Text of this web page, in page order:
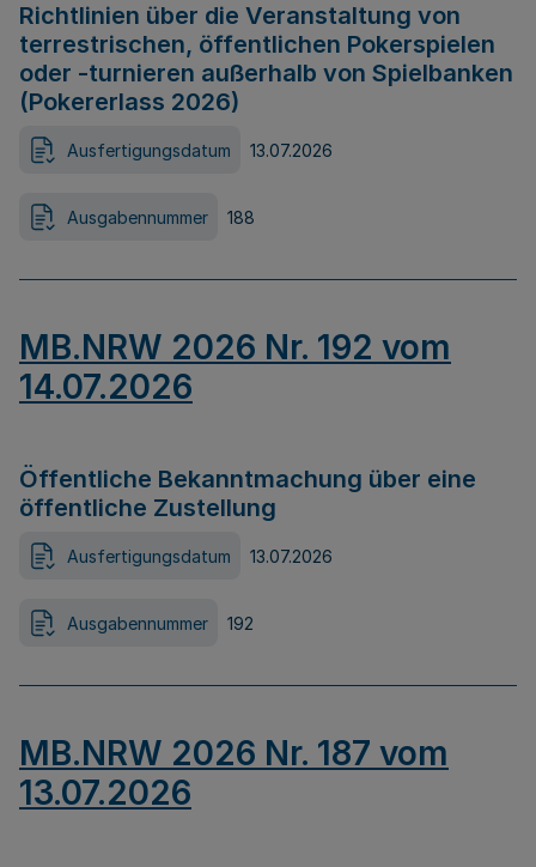
Richtlinien über die Veranstaltung von
terrestrischen, öffentlichen Pokerspielen
oder -turnieren außerhalb von Spielbanken
(Pokererlass 2026)
Ausfertigungsdatum 13.07.2026
Ausgabennummer 188
MB.NRW 2026 Nr. 192 vom
14.07.2026
Öffentliche Bekanntmachung über eine
öffentliche Zustellung
Ausfertigungsdatum 13.07.2026
Ausgabennummer 192
MB.NRW 2026 Nr. 187 vom
13.07.2026